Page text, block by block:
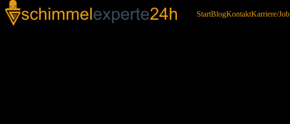
StartBlogKontaktKarriere/Job